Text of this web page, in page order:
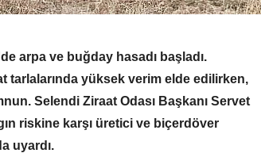
arpa ve buğday hasadı başladı.
tarlalarında yüksek verim elde edilirken,
Selendi Ziraat Odası Başkanı Servet
riskine karşı üretici ve biçerdöver
uyardı.